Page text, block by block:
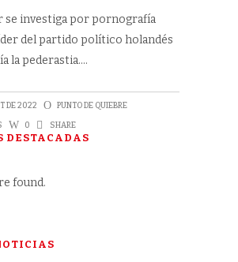
se investiga por pornografía
del partido político holandés
la pederastia.
DE 2022 PUNTO DE QUIEBRE
0 SHARE
DESTACADAS
found.